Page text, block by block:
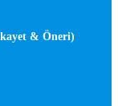
& Öneri)